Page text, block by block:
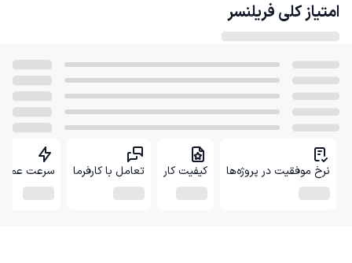
امتیاز کلی فریلنسر
نرخ موفقیت در پروژه‌ها کیفیت کار تعامل با کارفرما سرعت عمل